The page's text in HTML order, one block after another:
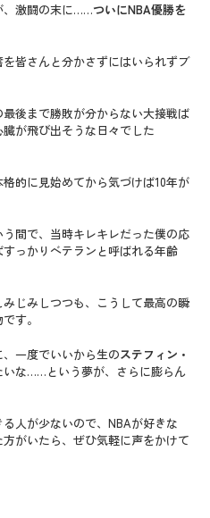
、激闘の末に……ついにNBA優勝を
皆さんと分かさずにはいられずブ
後まで勝敗が分からない大接戦ば
が飛び出そうな日々でした
的に見始めてから気づけば10年が
間で、当時キレキレだった僕の応
っかりベテランと呼ばれる年齢
じみしつつも、こうして最高の瞬
す。
一度でいいから生のステフィン・
いな……という夢が、さらに膨らん
人が少ないので、NBAが好きな
がいたら、ぜひ気軽に声をかけて